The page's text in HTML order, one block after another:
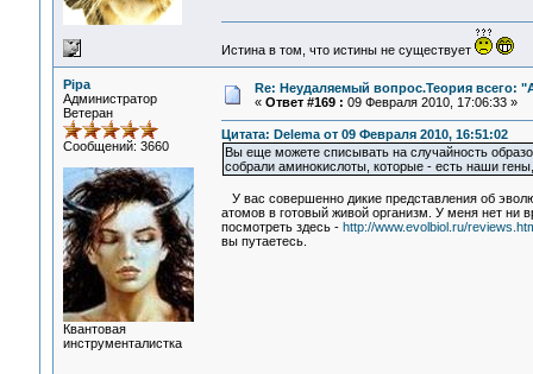
Истина в том, что истины не существует
Pipa
Администратор
Ветеран
Сообщений: 3660
Квантовая
инструменталистка
Re: Неудаляемый вопрос.Теория всего:
« Ответ #169 : 09 Февраля 2010, 17:06:33 »
Цитата: Delema от 09 Февраля 2010, 16:51:02
Вы еще можете списывать на случайность
собрали аминокислоты, которые - есть наши
У вас совершенно дикие представления об
атомов в готовый живой организм. У меня нет ни
посмотреть здесь - http://www.evolbiol.ru/
вы путаетесь.